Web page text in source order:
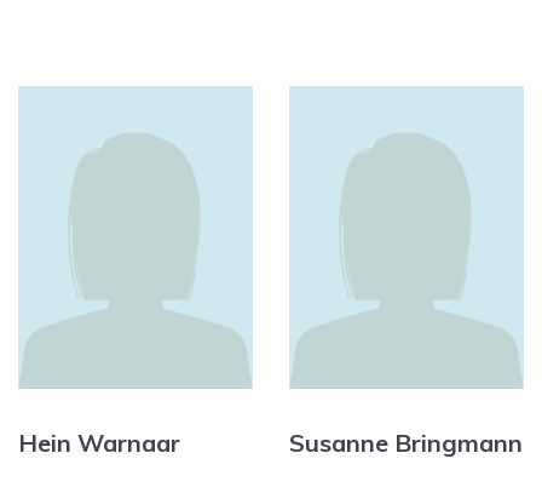
Hein Warnaar Susanne Bringmann